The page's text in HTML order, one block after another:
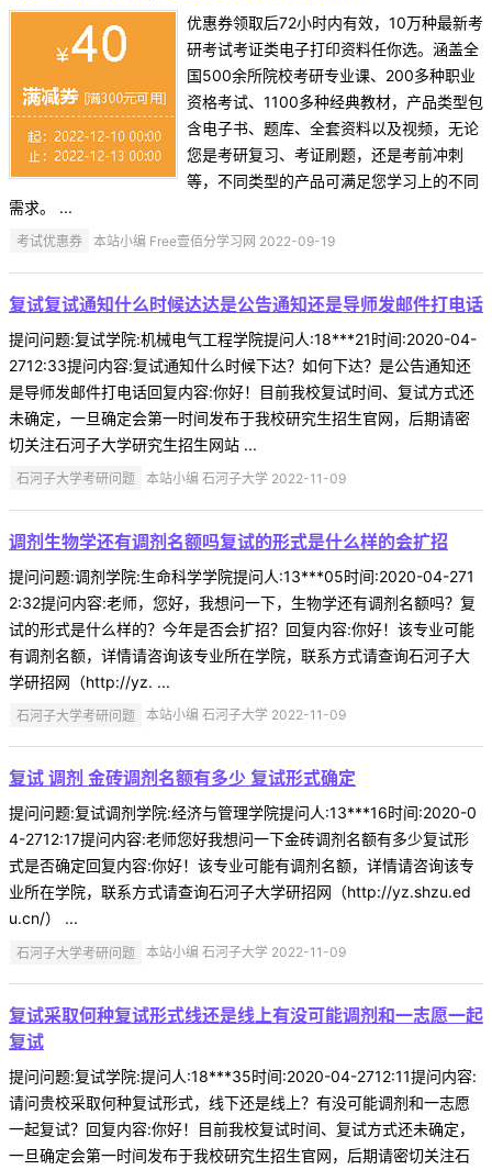
优惠券领取后72小时内有效，10万种最新考
研考试考证类电子打印资料任你选。涵盖全
国500余所院校考研专业课、200多种职业
资格考试、1100多种经典教材，产品类型包
含电子书、题库、全套资料以及视频，无论
您是考研复习、考证刷题，还是考前冲刺
等，不同类型的产品可满足您学习上的不同
需求。 ...
考试优惠券 本站小编 Free壹佰分学习网 2022-09-19
复试复试通知什么时候达达是公告通知还是导师发邮件打电话
提问问题:复试学院:机械电气工程学院提问人:18***21时间:2020-04-
2712:33提问内容:复试通知什么时候下达？如何下达？是公告通知还
是导师发邮件打电话回复内容:你好！目前我校复试时间、复试方式还
未确定，一旦确定会第一时间发布于我校研究生招生官网，后期请密
切关注石河子大学研究生招生网站 ...
石河子大学考研问题 本站小编 石河子大学 2022-11-09
调剂生物学还有调剂名额吗复试的形式是什么样的会扩招
提问问题:调剂学院:生命科学学院提问人:13***05时间:2020-04-271
2:32提问内容:老师，您好，我想问一下，生物学还有调剂名额吗？复
试的形式是什么样的？今年是否会扩招？回复内容:你好！该专业可能
有调剂名额，详情请咨询该专业所在学院，联系方式请查询石河子大
学研招网（http://yz. ...
石河子大学考研问题 本站小编 石河子大学 2022-11-09
复试 调剂 金砖调剂名额有多少 复试形式确定
提问问题:复试调剂学院:经济与管理学院提问人:13***16时间:2020-0
4-2712:17提问内容:老师您好我想问一下金砖调剂名额有多少复试形
式是否确定回复内容:你好！该专业可能有调剂名额，详情请咨询该专
业所在学院，联系方式请查询石河子大学研招网（http://yz.shzu.ed
u.cn/） ...
石河子大学考研问题 本站小编 石河子大学 2022-11-09
复试采取何种复试形式线还是线上有没可能调剂和一志愿一起
复试
提问问题:复试学院:提问人:18***35时间:2020-04-2712:11提问内容:
请问贵校采取何种复试形式，线下还是线上？有没可能调剂和一志愿
一起复试？回复内容:你好！目前我校复试时间、复试方式还未确定，
一旦确定会第一时间发布于我校研究生招生官网，后期请密切关注石